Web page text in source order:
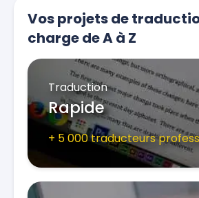
Vos projets de
charge de A à Z
Traduction
Rapide
+ 5 000 traducteurs